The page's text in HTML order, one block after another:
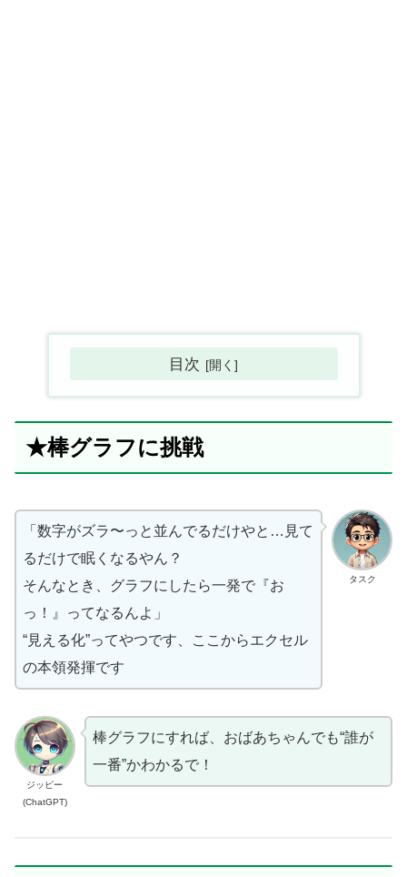
目次
★棒グラフに挑戦
タスク
「数字がズラ〜っと並んでるだけやと…見て
るだけで眠くなるやん？
そんなとき、グラフにしたら一発で『お
っ！』ってなるんよ」
“見える化”ってやつです、ここからエクセル
の本領発揮です
ジッピー
(ChatGPT)
棒グラフにすれば、おばあちゃんでも“誰が
一番”かわかるで！